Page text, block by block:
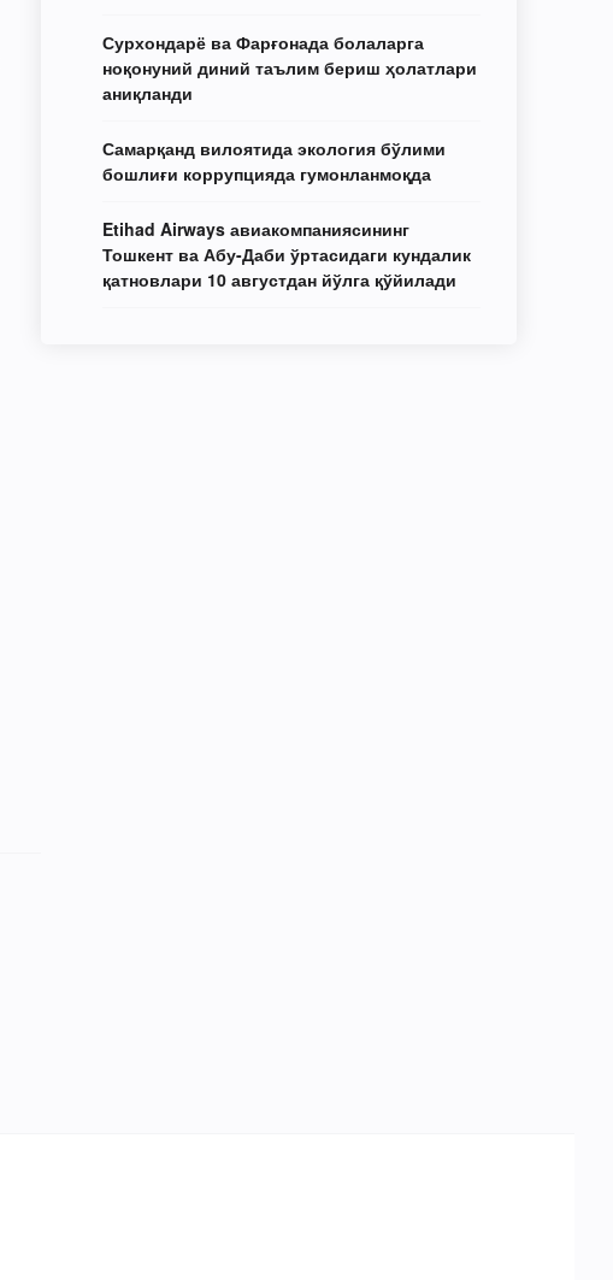
Сурхондарё ва Фарғонада болаларга
ноқонуний диний таълим бериш ҳолатлари
аниқланди
Самарқанд вилоятида экология бўлими
бошлиғи коррупцияда гумонланмоқда
Etihad Airways авиакомпаниясининг
Тошкент ва Абу-Даби ўртасидаги кундалик
қатновлари 10 августдан йўлга қўйилади